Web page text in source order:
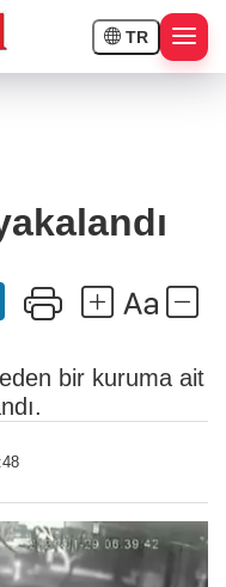
TR
bir kuruma ait